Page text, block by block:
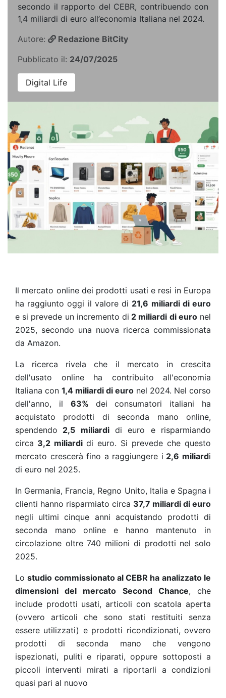
secondo il rapporto del CEBR, contribuendo con
1,4 miliardi di euro all’economia Italiana nel 2024.
Autore:
Redazione BitCity
Pubblicato il: 24/07/2025
Digital Life
Il mercato online dei prodotti usati e resi in Europa
ha raggiunto oggi il valore di 21,6 miliardi di euro
e si prevede un incremento di 2 miliardi di euro nel
2025, secondo una nuova ricerca commissionata
da Amazon.
La ricerca rivela che il mercato in crescita
dell'usato online ha contribuito all'economia
Italiana con 1,4 miliardi di euro nel 2024. Nel corso
dell'anno, il
63%
dei consumatori italiani ha
acquistato prodotti di seconda mano online,
spendendo 2,5 miliardi di euro e risparmiando
circa 3,2 miliardi di euro. Si prevede che questo
mercato crescerà fino a raggiungere i 2,6 miliardi
di euro nel 2025.
In Germania, Francia, Regno Unito, Italia e Spagna i
clienti hanno risparmiato circa 37,7 miliardi di euro
negli ultimi cinque anni acquistando prodotti di
seconda mano online e hanno mantenuto in
circolazione oltre 740 milioni di prodotti nel solo
2025.
Lostudio commissionato al CEBR ha analizzato le
dimensioni del mercato Second Chance, che
include prodotti usati, articoli con scatola aperta
(ovvero articoli che sono stati restituiti senza
essere utilizzati) e prodotti ricondizionati, ovvero
prodotti di seconda mano che vengono
ispezionati, puliti e riparati, oppure sottoposti a
piccoli interventi mirati a riportarli a condizioni
quasi pari al nuovo